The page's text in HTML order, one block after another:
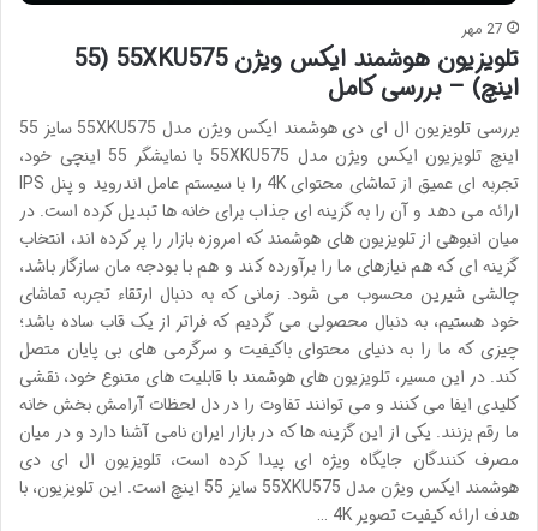
27 مهر
تلویزیون هوشمند ایکس ویژن 55XKU575 (55
اینچ) – بررسی کامل
بررسی تلویزیون ال ای دی هوشمند ایکس ویژن مدل 55XKU575 سایز 55
اینچ تلویزیون ایکس ویژن مدل 55XKU575 با نمایشگر 55 اینچی خود،
تجربه ای عمیق از تماشای محتوای 4K را با سیستم عامل اندروید و پنل IPS
ارائه می دهد و آن را به گزینه ای جذاب برای خانه ها تبدیل کرده است. در
میان انبوهی از تلویزیون های هوشمند که امروزه بازار را پر کرده اند، انتخاب
گزینه ای که هم نیازهای ما را برآورده کند و هم با بودجه مان سازگار باشد،
چالشی شیرین محسوب می شود. زمانی که به دنبال ارتقاء تجربه تماشای
خود هستیم، به دنبال محصولی می گردیم که فراتر از یک قاب ساده باشد؛
چیزی که ما را به دنیای محتوای باکیفیت و سرگرمی های بی پایان متصل
کند. در این مسیر، تلویزیون های هوشمند با قابلیت های متنوع خود، نقشی
کلیدی ایفا می کنند و می توانند تفاوت را در دل لحظات آرامش بخش خانه
ما رقم بزنند. یکی از این گزینه ها که در بازار ایران نامی آشنا دارد و در میان
مصرف کنندگان جایگاه ویژه ای پیدا کرده است، تلویزیون ال ای دی
هوشمند ایکس ویژن مدل 55XKU575 سایز 55 اینچ است. این تلویزیون، با
هدف ارائه کیفیت تصویر 4K …